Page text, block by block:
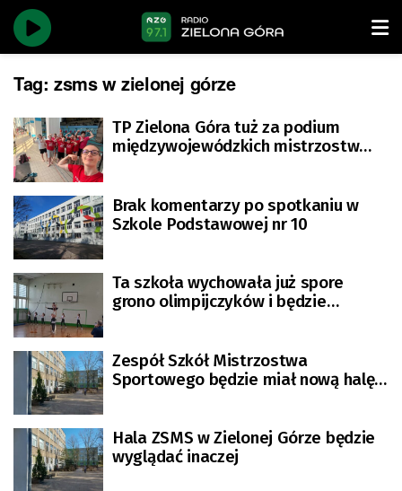
Tag: zsms w zielonej górze
TP Zielona Góra tuż za podium
międzywojewódzkich mistrzostw
Brak komentarzy po spotkaniu w
Szkole Podstawowej nr 10
Ta szkoła wychowała już spore
grono olimpijczyków i będzie
Zespół Szkół Mistrzostwa
Sportowego będzie miał nową halę
Hala ZSMS w Zielonej Górze będzie
wyglądać inaczej